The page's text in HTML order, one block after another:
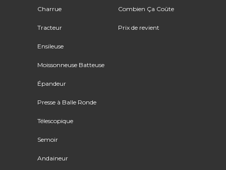
Charrue
Tracteur
Ensileuse
Moissonneuse Batteuse
Épandeur
Presse à Balle Ronde
Télescopique
Semoir
Andaineur
Combien Ça Coûte
Prix de revient